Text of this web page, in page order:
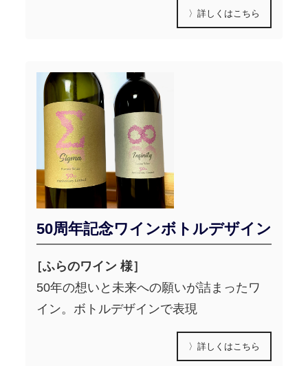
〉詳しくはこちら
50周年記念ワインボトルデザイン
［ふらのワイン 様］
50年の想いと未来への願いが詰まったワ
イン。ボトルデザインで表現
〉詳しくはこちら